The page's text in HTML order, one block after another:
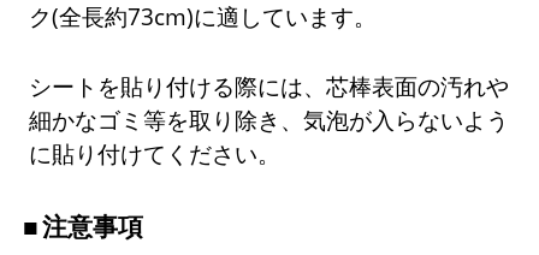
ク(全長約73cm)に適しています。
シートを貼り付ける際には、芯棒表面の汚れや
細かなゴミ等を取り除き、気泡が入らないよう
に貼り付けてください。
注意事項